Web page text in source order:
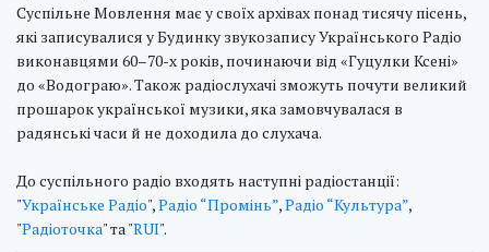
Суспільне Мовлення має у своїх архівах понад тисячу пісень,
які записувалися у Будинку звукозапису Українського Радіо
виконавцями 60–70-х років, починаючи від «Гуцулки Ксені»
до «Водограю». Також радіослухачі зможуть почути великий
прошарок української музики, яка замовчувалася в
радянські часи й не доходила до слухача.
До суспільного радіо входять наступні радіостанції:
"Українське Радіо",Радіо “Промінь”,Радіо “Культура”,
"Радіоточка" та "RUI".